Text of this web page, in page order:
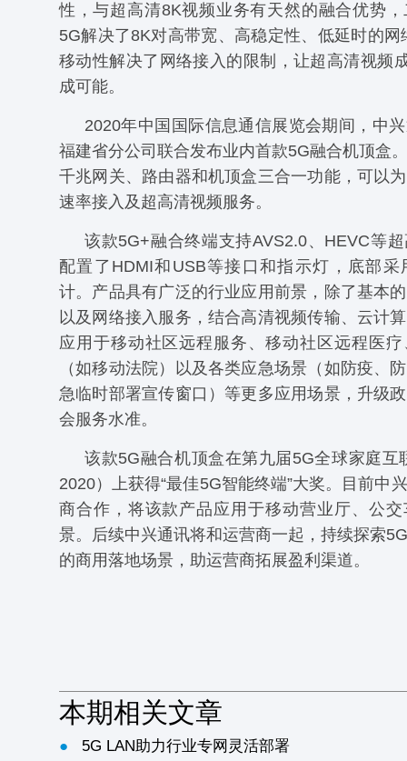
性，与超高清8K视频业务有天然的融合优势
5G解决了8K对高带宽、高稳定性、低延时的网
移动性解决了网络接入的限制，让超高清视频
成可能。
2020年中国国际信息通信展览会期间，中
福建省分公司联合发布业内首款5G融合机顶盒
千兆网关、路由器和机顶盒三合一功能，可以
速率接入及超高清视频服务。
该款5G+融合终端支持AVS2.0、HEVC等
配置了HDMI和USB等接口和指示灯，底部采
计。产品具有广泛的行业应用前景，除了基本
以及网络接入服务，结合高清视频传输、云计
应用于移动社区远程服务、移动社区远程医
（如移动法院）以及各类应急场景（如防疫、
急临时部署宣传窗口）等更多应用场景，升级
会服务水准。
该款5G融合机顶盒在第九届5G全球家庭互
2020）上获得“最佳5G智能终端”大奖。目前中
商合作，将该款产品应用于移动营业厅、公
景。后续中兴通讯将和运营商一起，持续探索
的商用落地场景，助运营商拓展盈利渠道。
本期相关文章
● 5G LAN助力行业专网灵活部署